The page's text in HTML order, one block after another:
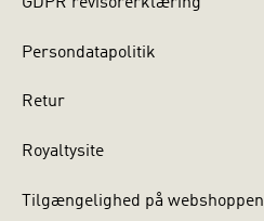
GDPR revisorerklæring
Persondatapolitik
Retur
Royaltysite
Tilgængelighed på webshoppen